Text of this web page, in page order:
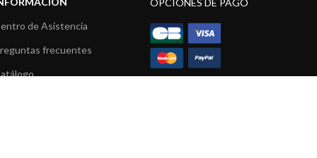
de Asistencia
frecuentes
OPCIONES DE PAGO